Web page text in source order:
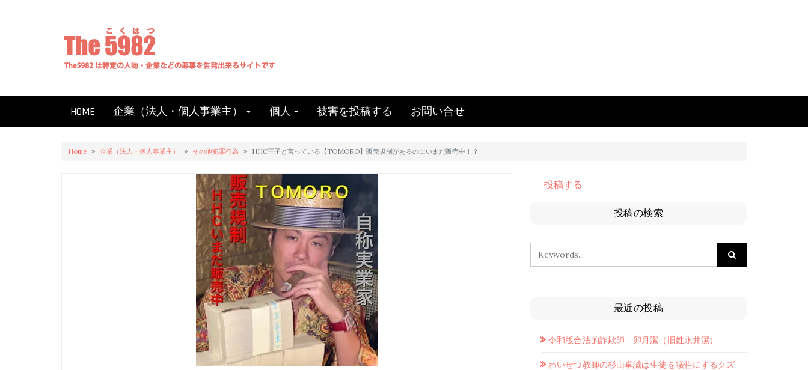
HOME 企業（法人・個人事業主） 個人 被害を投稿する お問い合せ
Home 企業（法人・個人事業主） その他犯罪行為 HHC王子と言っている【TOMORO】販売規制があるのにいまだ販売中！？
投稿する
投稿の検索
最近の投稿
令和版合法的詐欺師 卯月潔（旧姓永井潔）
わいせつ教師の杉山卓誠は生徒を犠牲にするクズ